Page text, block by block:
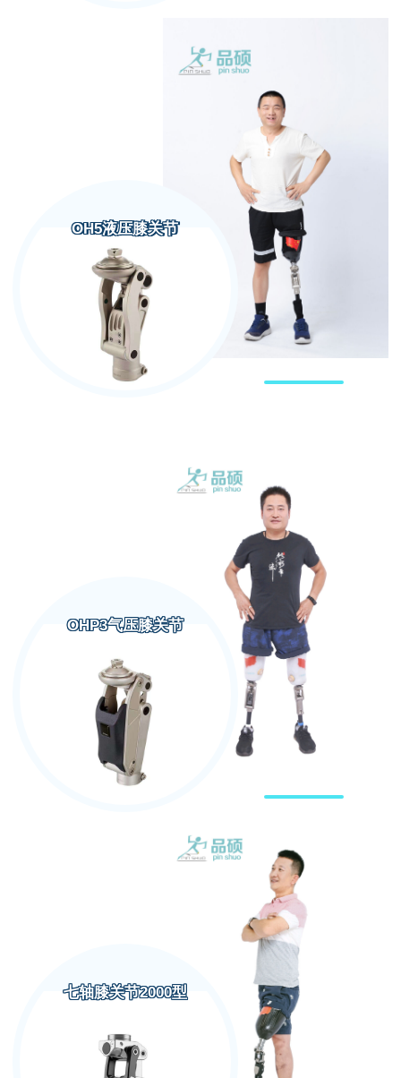
OH5液压膝关节
OHP3气压膝关节
七轴膝关节2000型